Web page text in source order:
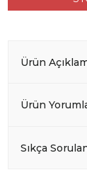
Ürün
Ürün
Sıkça